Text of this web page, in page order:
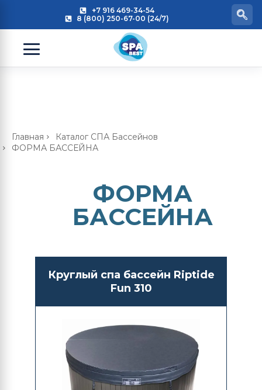
+7 916 469-34-54
8 (800) 250-67-00 (24/7)
Главная
Каталог СПА Бассейнов
ФОРМА БАССЕЙНА
ФОРМА
БАССЕЙНА
Круглый спа бассейн Riptide
Fun 310